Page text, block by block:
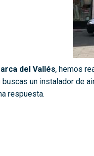
del Vallés, hemos
un instalador de
respuesta.